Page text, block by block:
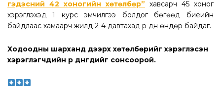
гэдэсний 42 хоногийн хөтөлбөр” хавсарч 45 хоног
хэрэглэхэд 1 курс эмчилгээ болдог бөгөөд биеийн
байдлаас хамаарч жилд 2-4 давтахад үр дүн өндөр байдаг.
Ходоодны шарханд дээрх хөтөлбөрийг хэрэглэсэн
хэрэглэгчдийн үр дүнгүүдийг сонсоорой.